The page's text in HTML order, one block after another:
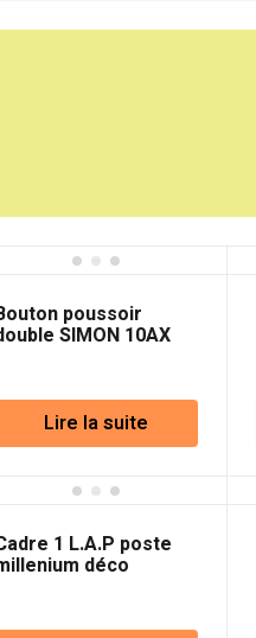
poussoir
SIMON 10AX
Lire la suite
1 L.A.P poste
déco